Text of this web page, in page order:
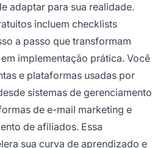
adaptar para sua realidade.
incluem checklists
a passo que transformam
implementação prática. Você
e plataformas usadas por
sistemas de gerenciamento
de e-mail marketing e
de afiliados. Essa
sua curva de aprendizado e